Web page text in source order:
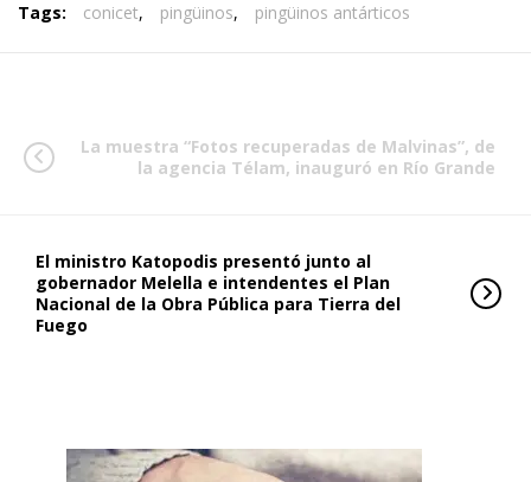
Tags: conicet, pingüinos, pingüinos antárticos
La muestra “Fotos recuperadas de Malvinas”, de
la agencia Télam, inauguró en Río Grande
El ministro Katopodis presentó junto al
gobernador Melella e intendentes el Plan
Nacional de la Obra Pública para Tierra del
Fuego